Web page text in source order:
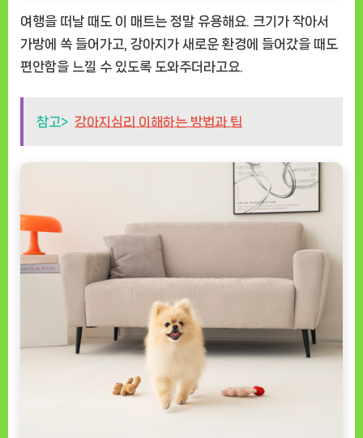
여행을 떠날 때도 이 매트는 정말 유용해요. 크기가 작아서
가방에 쏙 들어가고, 강아지가 새로운 환경에 들어갔을 때도
편안함을 느낄 수 있도록 도와주더라고요.
참고> 강아지심리 이해하는 방법과 팁